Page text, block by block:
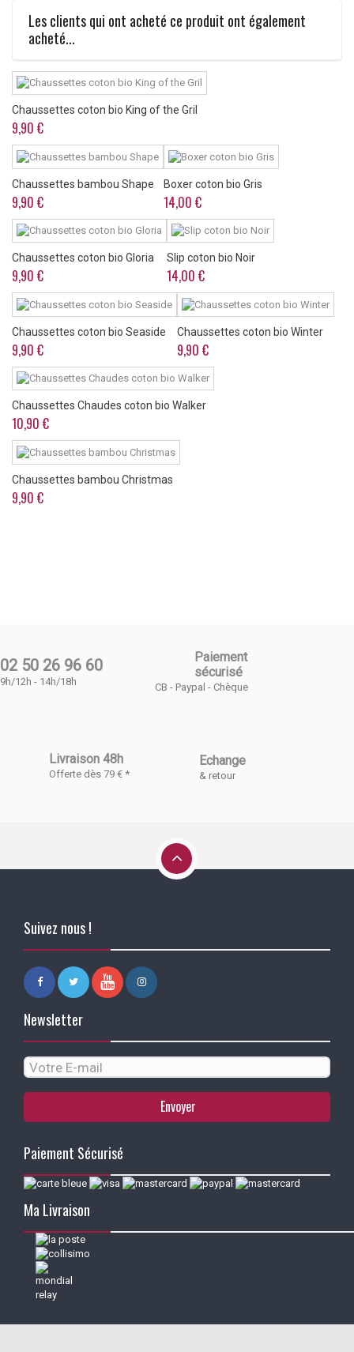
Les clients qui ont acheté ce produit ont également
acheté...
Chaussettes coton bio King of the Gril
9,90 €
Chaussettes bambou Shape
9,90 €
Boxer coton bio Gris
14,00 €
Chaussettes coton bio Gloria
9,90 €
Slip coton bio Noir
14,00 €
Chaussettes coton bio Seaside
9,90 €
Chaussettes coton bio Winter
9,90 €
Chaussettes Chaudes coton bio Walker
10,90 €
Chaussettes bambou Christmas
9,90 €
02 50 26 96 60
9h/12h - 14h/18h
Paiement
sécurisé
CB - Paypal - Chèque
Livraison 48h
Offerte dès 79 € *
Echange
& retour
Suivez nous !
Newsletter
Envoyer
Paiement Sécurisé
Ma Livraison